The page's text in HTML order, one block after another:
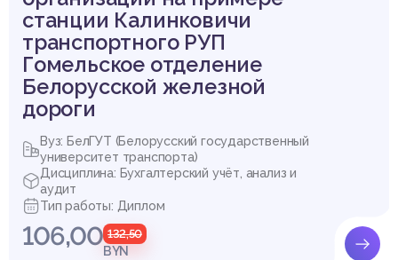
станции Калинковичи
транспортного РУП
Гомельское отделение
Белорусской железной
дороги
Вуз: БелГУТ (Белорусский государственный
университет транспорта)
Дисциплина: Бухгалтерский учёт, анализ и
аудит
Тип работы: Диплом
106,00 132,50
BYN